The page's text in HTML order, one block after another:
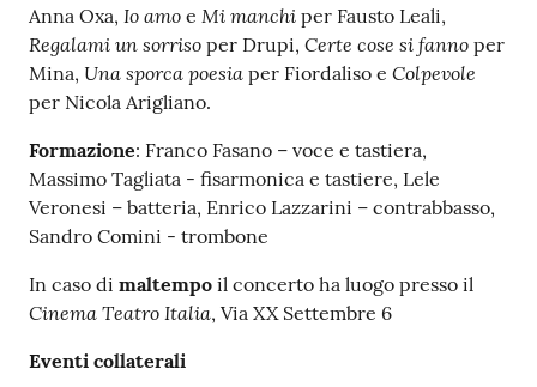
Anna Oxa, Io amo e Mi manchi per Fausto Leali,
Regalami un sorriso per Drupi, Certe cose si fanno per
Mina, Una sporca poesia per Fiordaliso e Colpevole
per Nicola Arigliano.
Formazione: Franco Fasano – voce e tastiera,
Massimo Tagliata - fisarmonica e tastiere, Lele
Veronesi – batteria, Enrico Lazzarini – contrabbasso,
Sandro Comini - trombone
In caso di maltempo il concerto ha luogo presso il
Cinema Teatro Italia, Via XX Settembre 6
Eventi collaterali